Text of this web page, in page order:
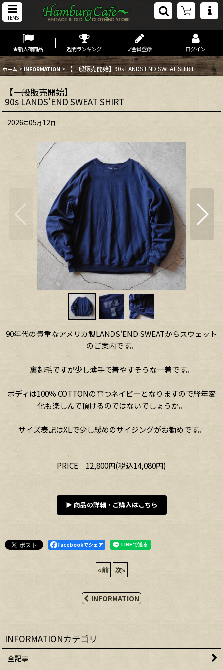
ITEMS
★新入荷商品 週間ランキング ✓会員登録 ログイン
ホーム > INFORMATION > 【一般販売開始】90s LANDS'END SWEAT SHIRT
【一般販売開始】
90s LANDS'END SWEAT SHIRT
2026年05月12日
90年代の貴重なアメリカ製LANDS'END SWEATからスウェット
のご案内です。
裏起毛ですが少し薄手で着やすそうな一着です。
ボディは100％ COTTONの育つネイビーとなりますので経年変
化も楽しんで頂けるのではないでしょうか。
サイズ表記はXLで少し緩めのサイジングがお勧めです。
PRICE 12,800円(税込14,080円)
▶ 商品の詳細・ご購入はこちら
Facebookでシェア
«前 次»
INFORMATION
INFORMATIONカテゴリ
全記事